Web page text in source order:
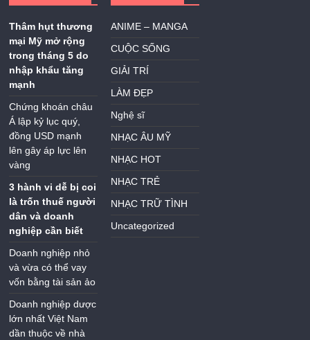
Thâm hụt thương
mại Mỹ mở rộng
trong tháng 5 do
nhập khẩu tăng
mạnh
Chứng khoán châu
Á lập kỷ lục quý,
đồng USD mạnh
lên gây áp lực lên
vàng
3 hành vi dễ bị coi
là trốn thuế người
dân và doanh
nghiệp cần biết
Doanh nghiệp nhỏ
và vừa có thể vay
vốn bằng tài sản ảo
Doanh nghiệp dược
lớn nhất Việt Nam
dần thuộc về nhà
ANIME – MANGA
CUỘC SỐNG
GIẢI TRÍ
LÀM ĐẸP
Nghệ sĩ
NHẠC ÂU MỸ
NHẠC HOT
NHẠC TRẺ
NHẠC TRỮ TÌNH
Uncategorized